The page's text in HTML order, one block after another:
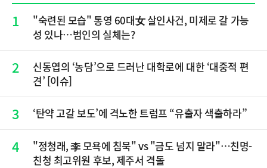
1
"숙련된 모습" 통영 60대女 살인사건, 미제로 갈 가능
성 있나…범인의 실체는?
2
신동엽의 ‘농담’으로 드러난 대학로에 대한 ‘대중적 편
견’ [이슈]
3 ‘탄약 고갈 보도’에 격노한 트럼프 “유출자 색출하라”
4
"정청래, 李 모욕에 침묵" vs "금도 넘지 말라"…친명-
친청 최고위원 후보, 제주서 격돌